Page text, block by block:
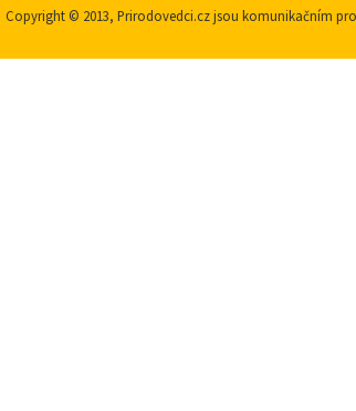
Copyright © 2013, Prirodovedci.cz jsou komunikačním